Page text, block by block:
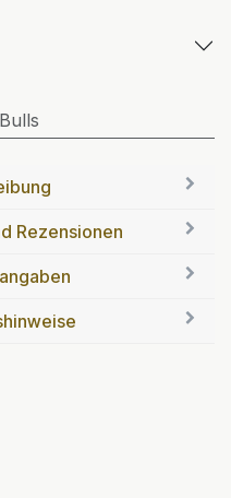
Bulls
Rezensionen